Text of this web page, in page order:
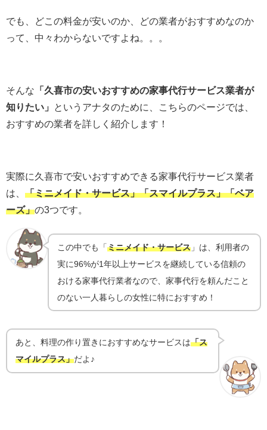
でも、どこの料金が安いのか、どの業者がおすすめなのか
って、中々わからないですよね。。。
そんな 「久喜市の安いおすすめの家事代行サービス業者が
知りたい」
というアナタのために、こちらのページでは、
おすすめの業者を詳しく紹介します！
実際に久喜市で安いおすすめできる家事代行サービス業者
は、 「ミニメイド・サービス」「スマイルプラス」「ベア
ーズ」の3つです。
この中でも「ミニメイド・サービス 」は、利用者の
実に96%が1年以上サービスを継続している信頼の
おける家事代行業者なので、家事代行を頼んだこと
のない一人暮らしの女性に特におすすめ！
あと、料理の作り置きにおすすめなサービスは「ス
マイルプラス」だよ♪